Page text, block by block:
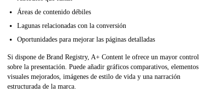
Áreas de contenido débiles
Lagunas relacionadas con la conversión
Oportunidades para mejorar las páginas detalladas
Si dispone de Brand Registry, A+ Content le ofrece un mayor control
sobre la presentación. Puede añadir gráficos comparativos, elementos
visuales mejorados, imágenes de estilo de vida y una narración
estructurada de la marca.